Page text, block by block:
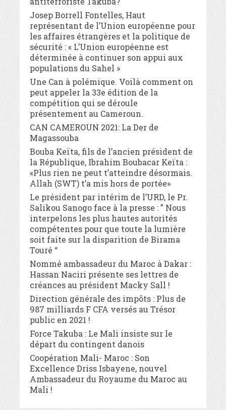
Josep Borrell Fontelles, Haut
représentant de l’Union européenne pour
les affaires étrangères et la politique de
sécurité : « L’Union européenne est
déterminée à continuer son appui aux
populations du Sahel »
Une Can à polémique. Voilà comment on
peut appeler la 33e édition de la
compétition qui se déroule
présentement au Cameroun.
CAN CAMEROUN 2021: La Der de
Magassouba
Bouba Keïta, fils de l’ancien président de
la République, Ibrahim Boubacar Keïta :
«Plus rien ne peut t’atteindre désormais.
Allah (SWT) t’a mis hors de portée»
Le président par intérim de l’URD, le Pr.
Salikou Sanogo face à la presse : ” Nous
interpelons les plus hautes autorités
compétentes pour que toute la lumière
soit faite sur la disparition de Birama
Touré “
Nommé ambassadeur du Maroc à Dakar :
Hassan Naciri présente ses lettres de
créances au président Macky Sall !
Direction générale des impôts : Plus de
987 milliards F CFA versés au Trésor
public en 2021 !
Force Takuba : Le Mali insiste sur le
départ du contingent danois
Coopération Mali- Maroc : Son
Excellence Driss Isbayene, nouvel
Ambassadeur du Royaume du Maroc au
Mali !